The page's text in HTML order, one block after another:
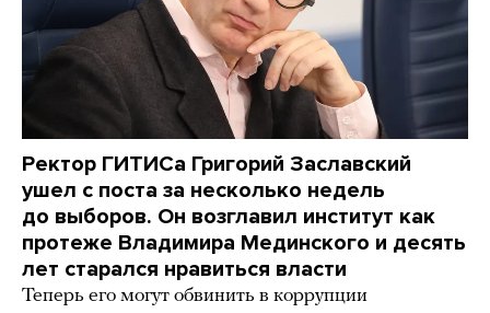
Ректор ГИТИСа Григорий Заславский
ушел с поста за несколько недель
до выборов. Он возглавил институт как
протеже Владимира Мединского и десять
лет старался нравиться власти
Теперь его могут обвинить в коррупции